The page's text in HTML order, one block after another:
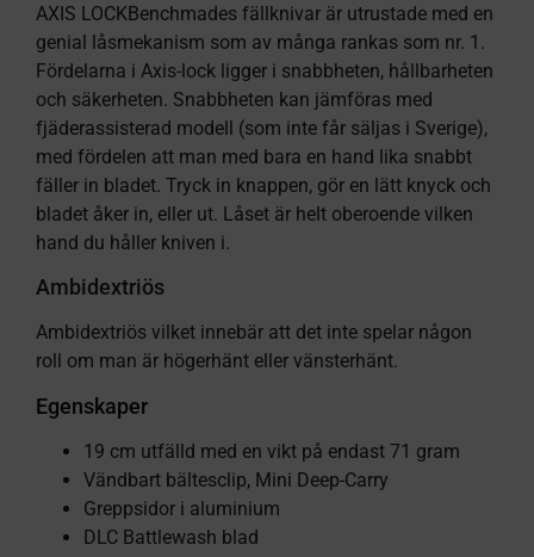
AXIS LOCKBenchmades fällknivar är utrustade med en
genial låsmekanism som av många rankas som nr. 1.
Fördelarna i Axis-lock ligger i snabbheten, hållbarheten
och säkerheten. Snabbheten kan jämföras med
fjäderassisterad modell (som inte får säljas i Sverige),
med fördelen att man med bara en hand lika snabbt
fäller in bladet. Tryck in knappen, gör en lätt knyck och
bladet åker in, eller ut. Låset är helt oberoende vilken
hand du håller kniven i.
Ambidextriös
Ambidextriös vilket innebär att det inte spelar någon
roll om man är högerhänt eller vänsterhänt.
Egenskaper
19 cm utfälld med en vikt på endast 71 gram
Vändbart bältesclip, Mini Deep-Carry
Greppsidor i aluminium
DLC Battlewash blad